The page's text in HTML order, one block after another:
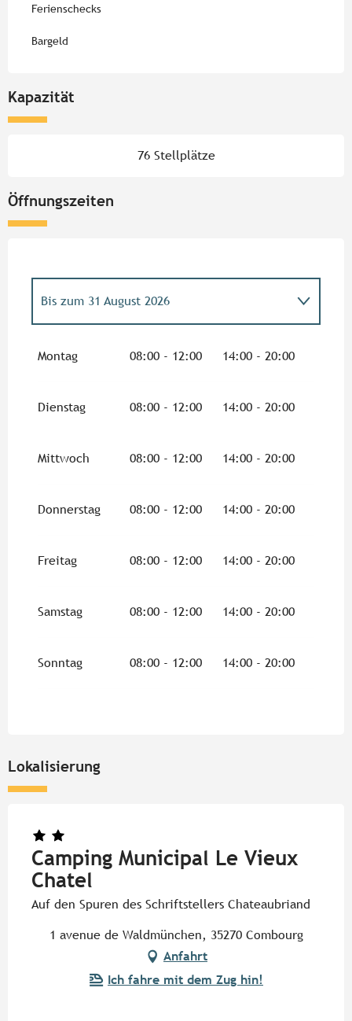
Ferienschecks
Bargeld
Kapazität
76 Stellplätze
Öffnungszeiten
Bis zum 31 August 2026
Montag 08:00 - 12:00 14:00 - 20:00
Dienstag 08:00 - 12:00 14:00 - 20:00
Mittwoch 08:00 - 12:00 14:00 - 20:00
Donnerstag 08:00 - 12:00 14:00 - 20:00
Freitag 08:00 - 12:00 14:00 - 20:00
Samstag 08:00 - 12:00 14:00 - 20:00
Sonntag 08:00 - 12:00 14:00 - 20:00
Lokalisierung
Camping Municipal Le Vieux
Chatel
Auf den Spuren des Schriftstellers Chateaubriand
1 avenue de Waldmünchen, 35270 Combourg
Anfahrt
Ich fahre mit dem Zug hin!